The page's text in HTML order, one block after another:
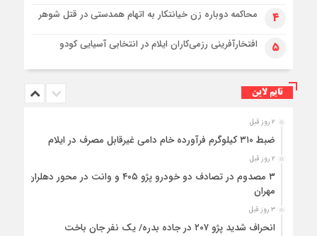
۴ محاکمه دوباره زن خیانتکار به اتهام همدستی در قتل شوهر
۵ افتخارآفرینی رزمی‌کاران ایلام در انتخابی آسیایی کودو
تایم لاین
۲ روز قبل
ضبط ۳۱۰ کیلوگرم فرآورده خام دامی غیرقابل مصرف در ایلام
۲ روز قبل
۳ مصدوم در تصادف دو خودرو پژو ۴۰۵ و وانت در محور دهلران-
مهران
۳ روز قبل
انحراف شدید پژو ۲۰۷ در جاده بدره/ یک نفر جان باخت